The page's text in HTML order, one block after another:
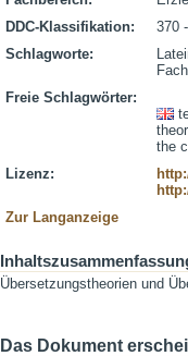
DDC-Klassifikation:
370
Schlagworte:
Freie Schlagwörter:
the
Lizenz:
Zur Langanzeige
Übersetzungstheorien und
Das Dokument